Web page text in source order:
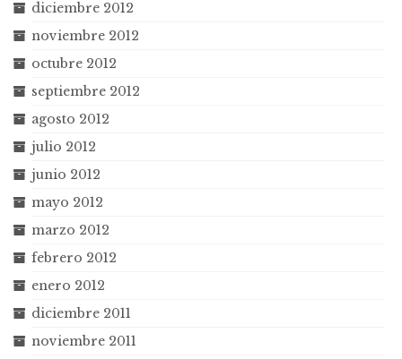
diciembre 2012
noviembre 2012
octubre 2012
septiembre 2012
agosto 2012
julio 2012
junio 2012
mayo 2012
marzo 2012
febrero 2012
enero 2012
diciembre 2011
noviembre 2011